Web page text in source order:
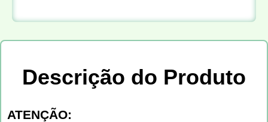
Descrição do Produto
ATENÇÃO: